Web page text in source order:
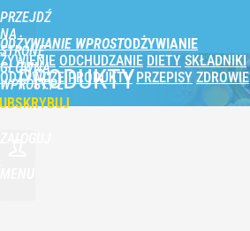
PRZEJDŹ
NA
STRONĘ
GŁÓWNĄ
WPROST.PL
ODŻYWIANIE WPROST
ŻYWIENIE ODCHUDZANIE DIETY SKŁADNIKI
ODŻYWCZE PRODUKTY PRZEPISY ZDROWIE
PRODUKTY